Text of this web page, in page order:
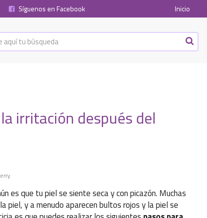
Síguenos en Facebook Inicio
irritación después del
es que tu piel se siente seca y con picazón. Muchas
piel, y a menudo aparecen bultos rojos y la piel se